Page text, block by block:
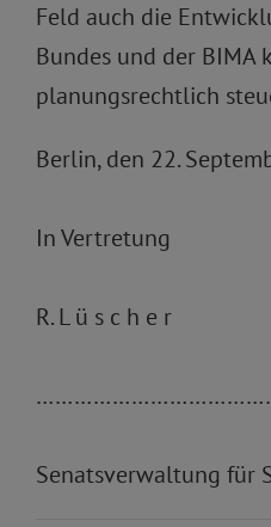
Feld auch die
Bundes und der BIMA
planungsrechtlich
Berlin, den 22.
In Vertretung
R. L ü s c h e r
Senatsverwaltung für